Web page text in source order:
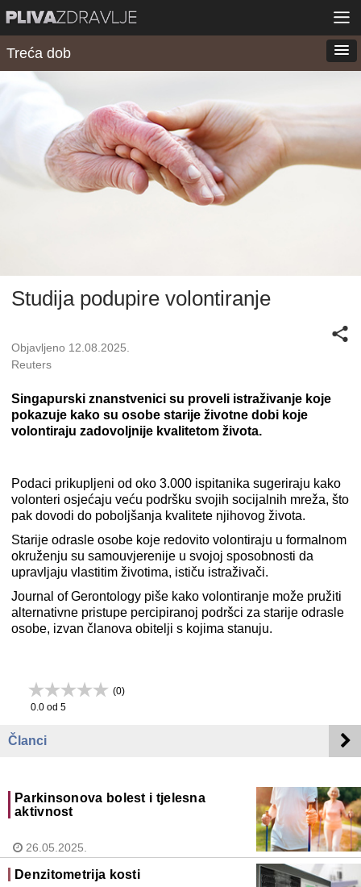
Treća dob
Studija podupire volontiranje
Objavljeno 12.08.2025.
Reuters
Singapurski znanstvenici su proveli istraživanje koje
pokazuje kako su osobe starije životne dobi koje
volontiraju zadovoljnije kvalitetom života.
Podaci prikupljeni od oko 3.000 ispitanika sugeriraju kako
volonteri osjećaju veću podršku svojih socijalnih mreža, što
pak dovodi do poboljšanja kvalitete njihovog života.
Starije odrasle osobe koje redovito volontiraju u formalnom
okruženju su samouvjerenije u svojoj sposobnosti da
upravljaju vlastitim životima, ističu istraživači.
Journal of Gerontology piše kako volontiranje može pružiti
alternativne pristupe percipiranoj podršci za starije odrasle
osobe, izvan članova obitelji s kojima stanuju.
(0)
0.0 od 5
Članci
Parkinsonova bolest i tjelesna
aktivnost
26.05.2025.
Denzitometrija kosti